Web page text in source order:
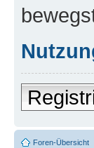
Foren-Übersicht